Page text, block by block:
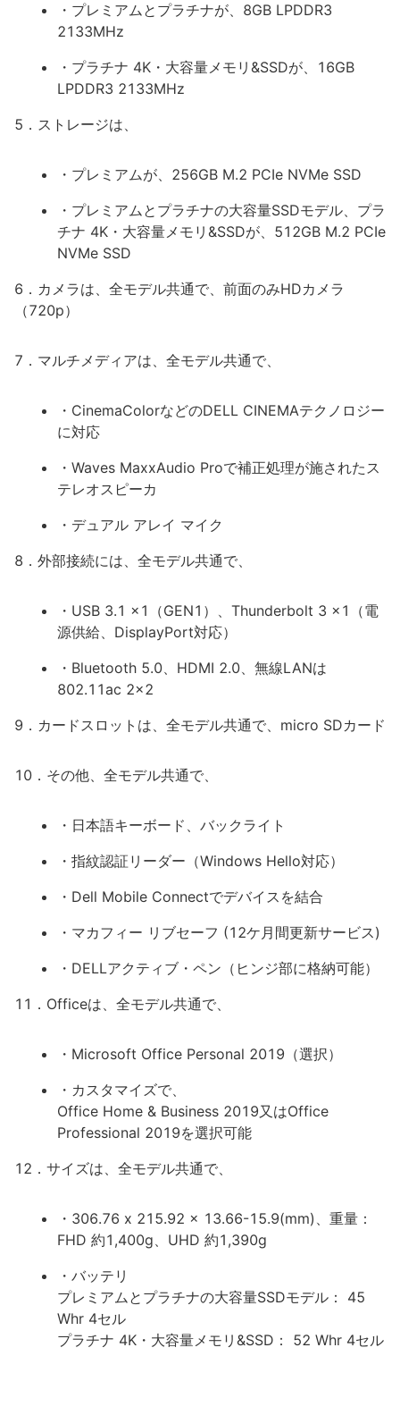
・プレミアムとプラチナが、8GB LPDDR3
2133MHz
・プラチナ 4K・大容量メモリ&SSDが、16GB
LPDDR3 2133MHz
5．ストレージは、
・プレミアムが、256GB M.2 PCIe NVMe SSD
・プレミアムとプラチナの大容量SSDモデル、プラ
チナ 4K・大容量メモリ&SSDが、512GB M.2 PCIe
NVMe SSD
6．カメラは、全モデル共通で、前面のみHDカメラ
（720p）
7．マルチメディアは、全モデル共通で、
・CinemaColorなどのDELL CINEMAテクノロジー
に対応
・Waves MaxxAudio Proで補正処理が施されたス
テレオスピーカ
・デュアル アレイ マイク
8．外部接続には、全モデル共通で、
・USB 3.1 x1（GEN1）、Thunderbolt 3 x1（電
源供給、DisplayPort対応）
・Bluetooth 5.0、HDMI 2.0、無線LANは
802.11ac 2x2
9．カードスロットは、全モデル共通で、micro SDカード
10．その他、全モデル共通で、
・日本語キーボード、バックライト
・指紋認証リーダー（Windows Hello対応）
・Dell Mobile Connectでデバイスを結合
・マカフィー リブセーフ (12ケ月間更新サービス)
・DELLアクティブ・ペン（ヒンジ部に格納可能）
11．Officeは、全モデル共通で、
・Microsoft Office Personal 2019（選択）
・カスタマイズで、
Office Home & Business 2019又はOffice
Professional 2019を選択可能
12．サイズは、全モデル共通で、
・306.76 x 215.92 x 13.66-15.9(mm)、重量：
FHD 約1,400g、UHD 約1,390g
・バッテリ
プレミアムとプラチナの大容量SSDモデル： 45
Whr 4セル
プラチナ 4K・大容量メモリ&SSD： 52 Whr 4セル